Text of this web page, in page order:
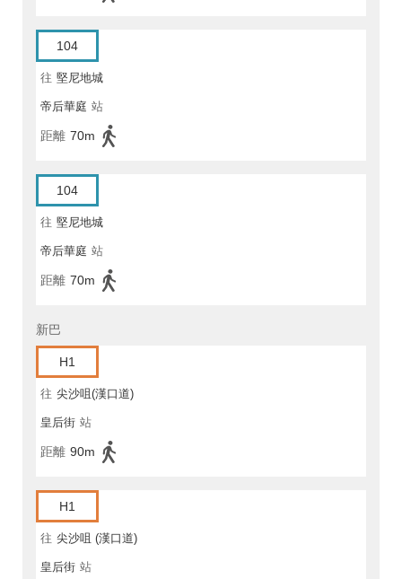
104
往 堅尼地城
帝后華庭 站
距離 70m
104
往 堅尼地城
帝后華庭 站
距離 70m
新巴
H1
往 尖沙咀(漢口道)
皇后街 站
距離 90m
H1
往 尖沙咀 (漢口道)
皇后街 站